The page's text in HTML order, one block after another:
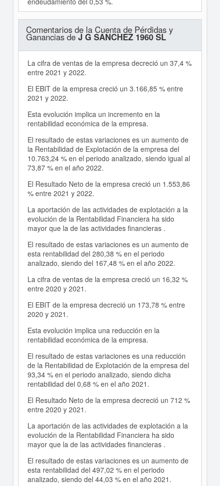
Comentarios de la Cuenta de Pérdidas y
Ganancias deJ G SANCHEZ 1960 SL
La cifra de ventas de la empresa decreció un 37,4 %
entre 2021 y 2022.
El EBIT de la empresa creció un 3.166,85 % entre
2021 y 2022.
Esta evolución implica un incremento en la
rentabilidad económica de la empresa.
El resultado de estas variaciones es un aumento de
la Rentabilidad de Explotación de la empresa del
10.763,24 % en el periodo analizado, siendo igual al
73,87 % en el año 2022.
El Resultado Neto de la empresa creció un 1.553,86
% entre 2021 y 2022.
La aportación de las actividades de explotación a la
evolución de la Rentabilidad Financiera ha sido
mayor que la de las actividades financieras .
El resultado de estas variaciones es un aumento de
esta rentabilidad del 280,38 % en el periodo
analizado, siendo del 167,48 % en el año 2022.
La cifra de ventas de la empresa creció un 16,32 %
entre 2020 y 2021.
El EBIT de la empresa decreció un 173,78 % entre
2020 y 2021.
Esta evolución implica una reducción en la
rentabilidad económica de la empresa.
El resultado de estas variaciones es una reducción
de la Rentabilidad de Explotación de la empresa del
93,34 % en el periodo analizado, siendo dicha
rentabilidad del 0,68 % en el año 2021.
El Resultado Neto de la empresa decreció un 712 %
entre 2020 y 2021.
La aportación de las actividades de explotación a la
evolución de la Rentabilidad Financiera ha sido
mayor que la de las actividades financieras .
El resultado de estas variaciones es un aumento de
esta rentabilidad del 497,02 % en el periodo
analizado, siendo del 44,03 % en el año 2021.